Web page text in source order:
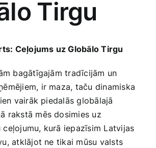
Tirgu
Ceļojums uz Globālo Tirgu
bagātīgajām tradīcijām un
ir maza, taču dinamiska
vairāk piedalās globālajā
rakstā mēs dosimies uz
ceļojumu, kurā iepazīsim Latvijas
atklājot ne tikai mūsu valsts